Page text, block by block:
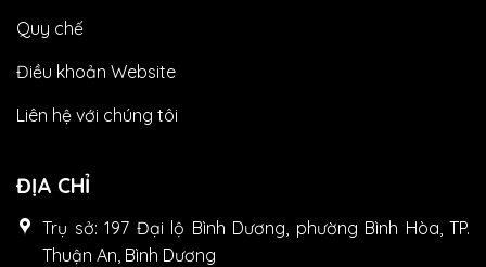
Quy chế
Điều khoản Website
Liên hệ với chúng tôi
ĐỊA CHỈ
Trụ sở: 197 Đại lộ Bình Dương, phường Bình Hòa, TP.
Thuận An, Bình Dương